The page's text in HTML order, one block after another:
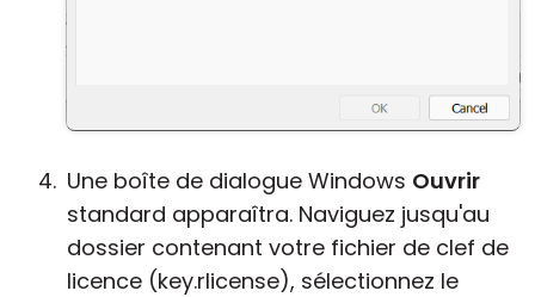
Une boîte de dialogue Windows Ouvrir
standard apparaîtra. Naviguez jusqu'au
dossier contenant votre fichier de clef de
licence (key.rlicense), sélectionnez le